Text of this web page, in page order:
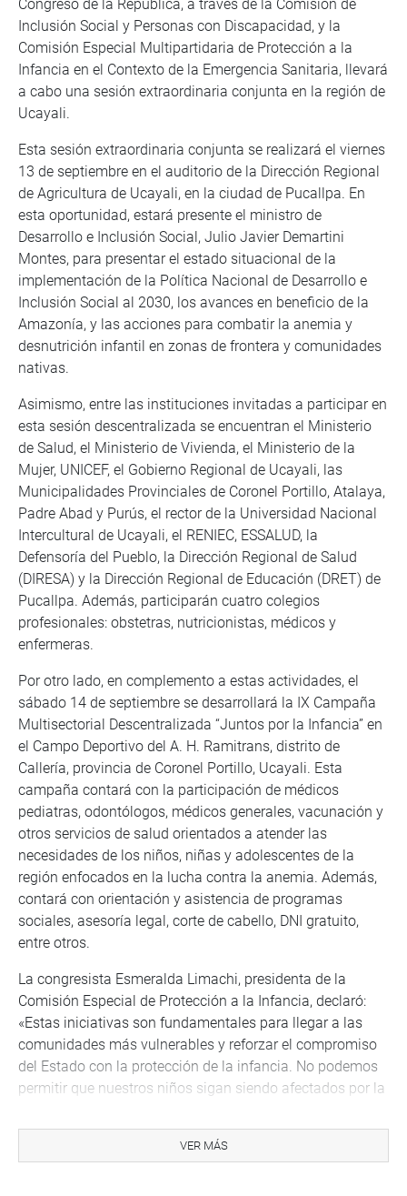
Congreso de la República, a través de la Comisión de
Inclusión Social y Personas con Discapacidad, y la
Comisión Especial Multipartidaria de Protección a la
Infancia en el Contexto de la Emergencia Sanitaria, llevará
a cabo una sesión extraordinaria conjunta en la región de
Ucayali.
Esta sesión extraordinaria conjunta se realizará el viernes
13 de septiembre en el auditorio de la Dirección Regional
de Agricultura de Ucayali, en la ciudad de Pucallpa. En
esta oportunidad, estará presente el ministro de
Desarrollo e Inclusión Social, Julio Javier Demartini
Montes, para presentar el estado situacional de la
implementación de la Política Nacional de Desarrollo e
Inclusión Social al 2030, los avances en beneficio de la
Amazonía, y las acciones para combatir la anemia y
desnutrición infantil en zonas de frontera y comunidades
nativas.
Asimismo, entre las instituciones invitadas a participar en
esta sesión descentralizada se encuentran el Ministerio
de Salud, el Ministerio de Vivienda, el Ministerio de la
Mujer, UNICEF, el Gobierno Regional de Ucayali, las
Municipalidades Provinciales de Coronel Portillo, Atalaya,
Padre Abad y Purús, el rector de la Universidad Nacional
Intercultural de Ucayali, el RENIEC, ESSALUD, la
Defensoría del Pueblo, la Dirección Regional de Salud
(DIRESA) y la Dirección Regional de Educación (DRET) de
Pucallpa. Además, participarán cuatro colegios
profesionales: obstetras, nutricionistas, médicos y
enfermeras.
Por otro lado, en complemento a estas actividades, el
sábado 14 de septiembre se desarrollará la IX Campaña
Multisectorial Descentralizada “Juntos por la Infancia” en
el Campo Deportivo del A. H. Ramitrans, distrito de
Callería, provincia de Coronel Portillo, Ucayali. Esta
campaña contará con la participación de médicos
pediatras, odontólogos, médicos generales, vacunación y
otros servicios de salud orientados a atender las
necesidades de los niños, niñas y adolescentes de la
región enfocados en la lucha contra la anemia. Además,
contará con orientación y asistencia de programas
sociales, asesoría legal, corte de cabello, DNI gratuito,
entre otros.
La congresista Esmeralda Limachi, presidenta de la
Comisión Especial de Protección a la Infancia, declaró:
«Estas iniciativas son fundamentales para llegar a las
comunidades más vulnerables y reforzar el compromiso
del Estado con la protección de la infancia. No podemos
permitir que nuestros niños sigan siendo afectados por la
diversos sectores y niveles de gobierno es clave para
llevar soluciones efectivas a la Amazonía y a todo el
VER MÁS